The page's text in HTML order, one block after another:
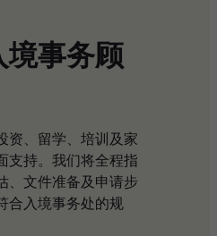
事务顾
资、留学、培训及家
支持。我们将全程指
、文件准备及申请步
合入境事务处的规